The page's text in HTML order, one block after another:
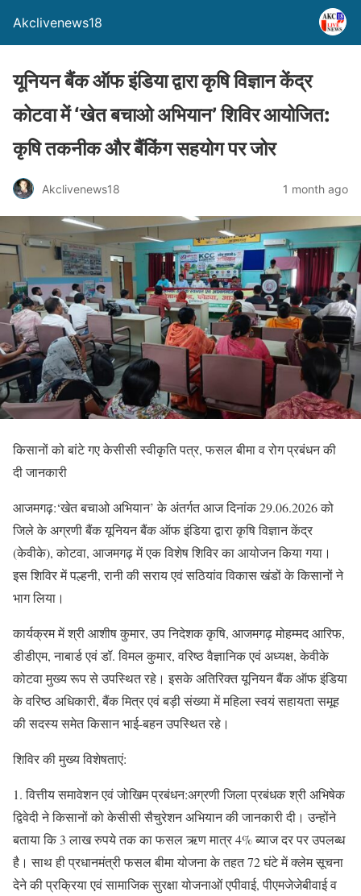
Akclivenews18
यूनियन बैंक ऑफ इंडिया द्वारा कृषि विज्ञान केंद्र
कोटवा में ‘खेत बचाओ अभियान’ शिविर आयोजित:
कृषि तकनीक और बैंकिंग सहयोग पर जोर
Akclivenews18 1 month ago
किसानों को बांटे गए केसीसी स्वीकृति पत्र, फसल बीमा व रोग प्रबंधन की
दी जानकारी
आजमगढ़:‘खेत बचाओ अभियान’ के अंतर्गत आज दिनांक 29.06.2026 को
जिले के अग्रणी बैंक यूनियन बैंक ऑफ इंडिया द्वारा कृषि विज्ञान केंद्र
(केवीके), कोटवा, आजमगढ़ में एक विशेष शिविर का आयोजन किया गया।
इस शिविर में पल्हनी, रानी की सराय एवं सठियांव विकास खंडों के किसानों ने
भाग लिया।
कार्यक्रम में श्री आशीष कुमार, उप निदेशक कृषि, आजमगढ़ मोहम्मद आरिफ,
डीडीएम, नाबार्ड एवं डॉ. विमल कुमार, वरिष्ठ वैज्ञानिक एवं अध्यक्ष, केवीके
कोटवा मुख्य रूप से उपस्थित रहे। इसके अतिरिक्त यूनियन बैंक ऑफ इंडिया
के वरिष्ठ अधिकारी, बैंक मित्र एवं बड़ी संख्या में महिला स्वयं सहायता समूह
की सदस्य समेत किसान भाई-बहन उपस्थित रहे।
शिविर की मुख्य विशेषताएं:
1. वित्तीय समावेशन एवं जोखिम प्रबंधन:अग्रणी जिला प्रबंधक श्री अभिषेक
द्विवेदी ने किसानों को केसीसी सैचुरेशन अभियान की जानकारी दी। उन्होंने
बताया कि 3 लाख रुपये तक का फसल ऋण मात्र 4% ब्याज दर पर उपलब्ध
है। साथ ही प्रधानमंत्री फसल बीमा योजना के तहत 72 घंटे में क्लेम सूचना
देने की प्रक्रिया एवं सामाजिक सुरक्षा योजनाओं एपीवाई, पीएमजेजेबीवाई व